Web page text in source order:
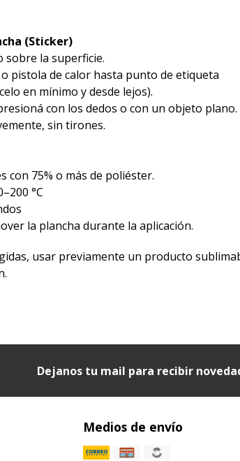
(Sticker)
sobre la superficie.
o pistola de calor hasta punto de etiqueta
en mínimo y desde lejos).
con los dedos o con un objeto plano.
sin tirones.
con 75% o más de poliéster.
°C
la plancha durante la aplicación.
usar previamente un producto
Dejanos tu mail para recibir
Medios de envío